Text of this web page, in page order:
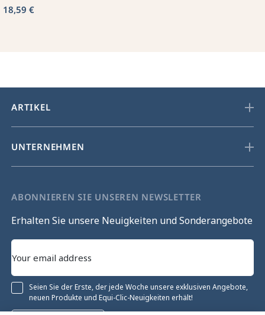
18,59 €
ARTIKEL
UNTERNEHMEN
ABONNIEREN SIE UNSEREN NEWSLETTER
Erhalten Sie unsere Neuigkeiten und Sonderangebote
Seien Sie der Erste, der jede Woche unsere exklusiven Angebote,
neuen Produkte und Equi-Clic-Neuigkeiten erhält!